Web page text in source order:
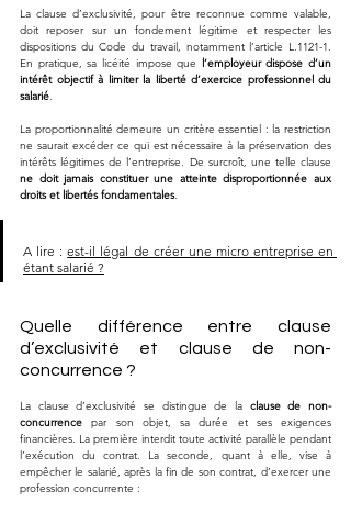
La clause d’exclusivité, pour être reconnue comme valable,
doit reposer sur un fondement légitime et respecter les
dispositions du Code du travail, notamment l’article L.1121-1.
En pratique, sa licéité impose que l’employeur dispose d’un
intérêt objectif à limiter la liberté d’exercice professionnel du
salarié.
La proportionnalité demeure un critère essentiel : la restriction
ne saurait excéder ce qui est nécessaire à la préservation des
ne doit jamais constituer une atteinte disproportionnée aux
droits et libertés fondamentales.
A lire : est-il légal de créer une micro entreprise en
étant salarié ?
Quelle différence entre clause
d’exclusivité et clause de non-
concurrence ?
La clause d’exclusivité se distingue de la clause de non-
concurrence par son objet, sa durée et ses exigences
financières. La première interdit toute activité parallèle pendant
l’exécution du contrat. La seconde, quant à elle, vise à
empêcher le salarié, après la fin de son contrat, d’exercer une
profession concurrente :